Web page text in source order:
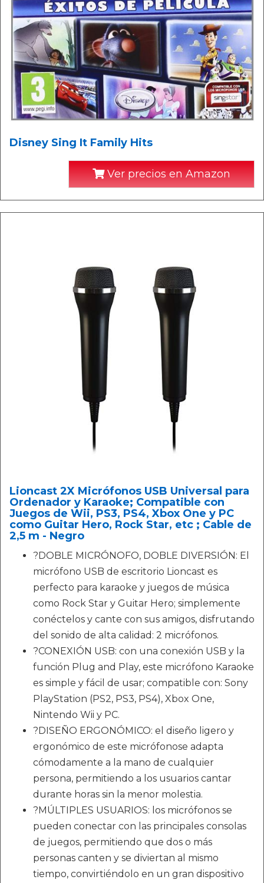
Disney Sing It Family Hits
Ver precios en Amazon
Lioncast 2X Micrófonos USB Universal para
Ordenador y Karaoke; Compatible con
Juegos de Wii, PS3, PS4, Xbox One y PC
como Guitar Hero, Rock Star, etc ; Cable de
2,5 m - Negro
?DOBLE MICRÓNOFO, DOBLE DIVERSIÓN: El
micrófono USB de escritorio Lioncast es
perfecto para karaoke y juegos de música
como Rock Star y Guitar Hero; simplemente
conéctelos y cante con sus amigos, disfrutando
del sonido de alta calidad: 2 micrófonos.
?CONEXIÓN USB: con una conexión USB y la
función Plug and Play, este micrófono Karaoke
es simple y fácil de usar; compatible con: Sony
PlayStation (PS2, PS3, PS4), Xbox One,
Nintendo Wii y PC.
?DISEÑO ERGONÓMICO: el diseño ligero y
ergonómico de este micrófonose adapta
cómodamente a la mano de cualquier
persona, permitiendo a los usuarios cantar
durante horas sin la menor molestia.
?MÚLTIPLES USUARIOS: los micrófonos se
pueden conectar con las principales consolas
de juegos, permitiendo que dos o más
personas canten y se diviertan al mismo
tiempo, convirtiéndolo en un gran dispositivo